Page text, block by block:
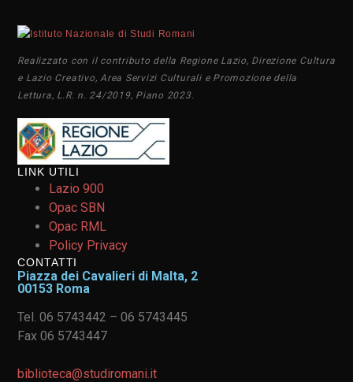
Realizzato con il contributo della Regione Lazio, Direzione Cultura
e Lazio Creativo, Area Servizi Culturali e Promozione della
Lettura, L.R. n. 24/2019, Piano 2023.
LINK UTILI
Lazio 900
Opac SBN
Opac RML
Policy Privacy
CONTATTI
Piazza dei Cavalieri di Malta, 2
00153 Roma
Tel. 06 5743442 – 06 5743445
Fax 06 5743447
biblioteca@studiromani.it